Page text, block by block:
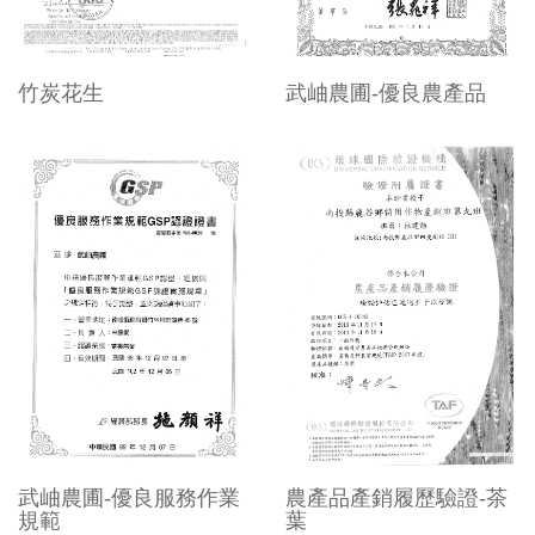
竹炭花生 武岫農圃-優良農產品
武岫農圃-優良服務作業
規範
農產品產銷履歷驗證-茶
葉